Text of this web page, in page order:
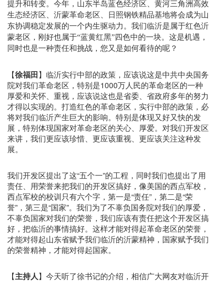
提升和转变。今年，山东半岛蓝色经济区、黄河三角洲高效
生态经济区、沂蒙革命老区、日照钢铁精品基地将会成为山
东协调稳定发展的一个内生驱动力。我们临沂是属于红色沂
蒙老区，刚好也属于“蓝黄红黑”四色中的一块。这是机遇，
同时也是一种责任和挑战，您又是如何看待的呢？
【徐福田】临沂实行中部的政策，应该说这是中共中央国务
院对我们革命老区，特别是1000万人民的革命老区的一种
厚爱和关怀、重视，应该说这也是省委、省政府多年的努力
才得以实现的。打造红色的革命老区，实行中部的政策，必
将对我们临沂产生巨大的影响。特别是体现又好又快的发
展，特别体现国家对革命老区的关心、厚爱。对我们开发区
来讲，我们更应该珍惜、更应该重视、更应该关注这种发
展。
我们开发区提出了这“五个一”的工程，同时我们也提出了用
责任、用荣誉来把我们的开发区搞好，像美国的西点军校，
西点军校的校训只有六个字，第一是“责任”，第二是“荣
誉”，第三是“国家”。我们为了不辜负国务院对我们的厚爱，
不辜负国家对我们的荣誉，我们应该有责任把这个开发区搞
好，把临沂的事情搞好。这样才能对得起革命老区的荣誉，
才能对得起山东省赋予我们临沂的沂蒙精神，国家赋予我们
的荣誉精神，才能对得起国家。
【主持人】 今天听了徐书记的介绍，相信广大网友对临沂开